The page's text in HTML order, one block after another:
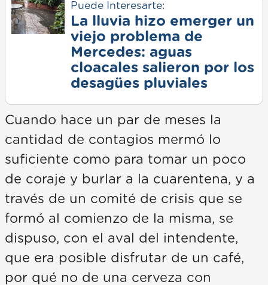
Puede Interesarte:
La lluvia hizo emerger un
viejo problema de
Mercedes: aguas
cloacales salieron por los
desagües pluviales
Cuando hace un par de meses la
cantidad de contagios mermó lo
suficiente como para tomar un poco
de coraje y burlar a la cuarentena, y a
través de un comité de crisis que se
formó al comienzo de la misma, se
dispuso, con el aval del intendente,
que era posible disfrutar de un café,
por qué no de una cerveza con